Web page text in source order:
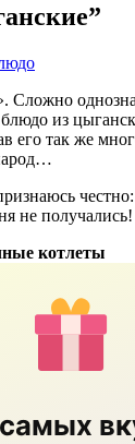
Сложно
блюдо из
его так же
не получались!
котлеты